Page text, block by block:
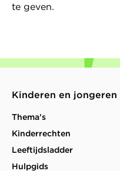
te geven.
Kinderen en jongeren
Thema's
Kinderrechten
Leeftijdsladder
Hulpgids